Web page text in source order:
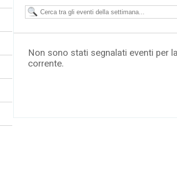
Non sono stati segnalati eventi per
corrente.